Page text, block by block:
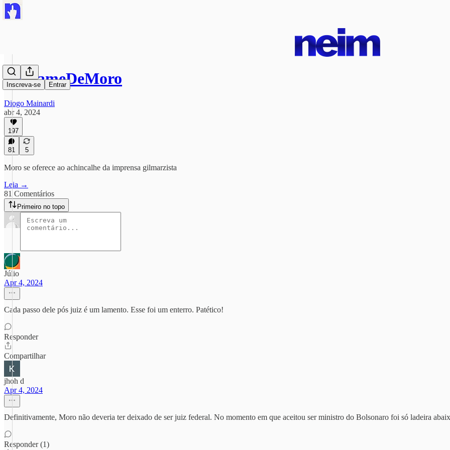
Inscreva-se Entrar
#VexameDeMoro
Diogo Mainardi
abr 4, 2024
197
81 5
Moro se oferece ao achincalhe da imprensa gilmarzista
Leia →
81 Comentários
Primeiro no topo
Júlio
Apr 4, 2024
Cada passo dele pós juiz é um lamento. Esse foi um enterro. Patético!
Responder
Compartilhar
jhoh d
Apr 4, 2024
Definitivamente, Moro não deveria ter deixado de ser juiz federal. No momento em que aceitou ser ministro do Bolsonaro foi só ladeira
Responder (1)